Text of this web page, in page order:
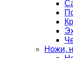
Ножи,